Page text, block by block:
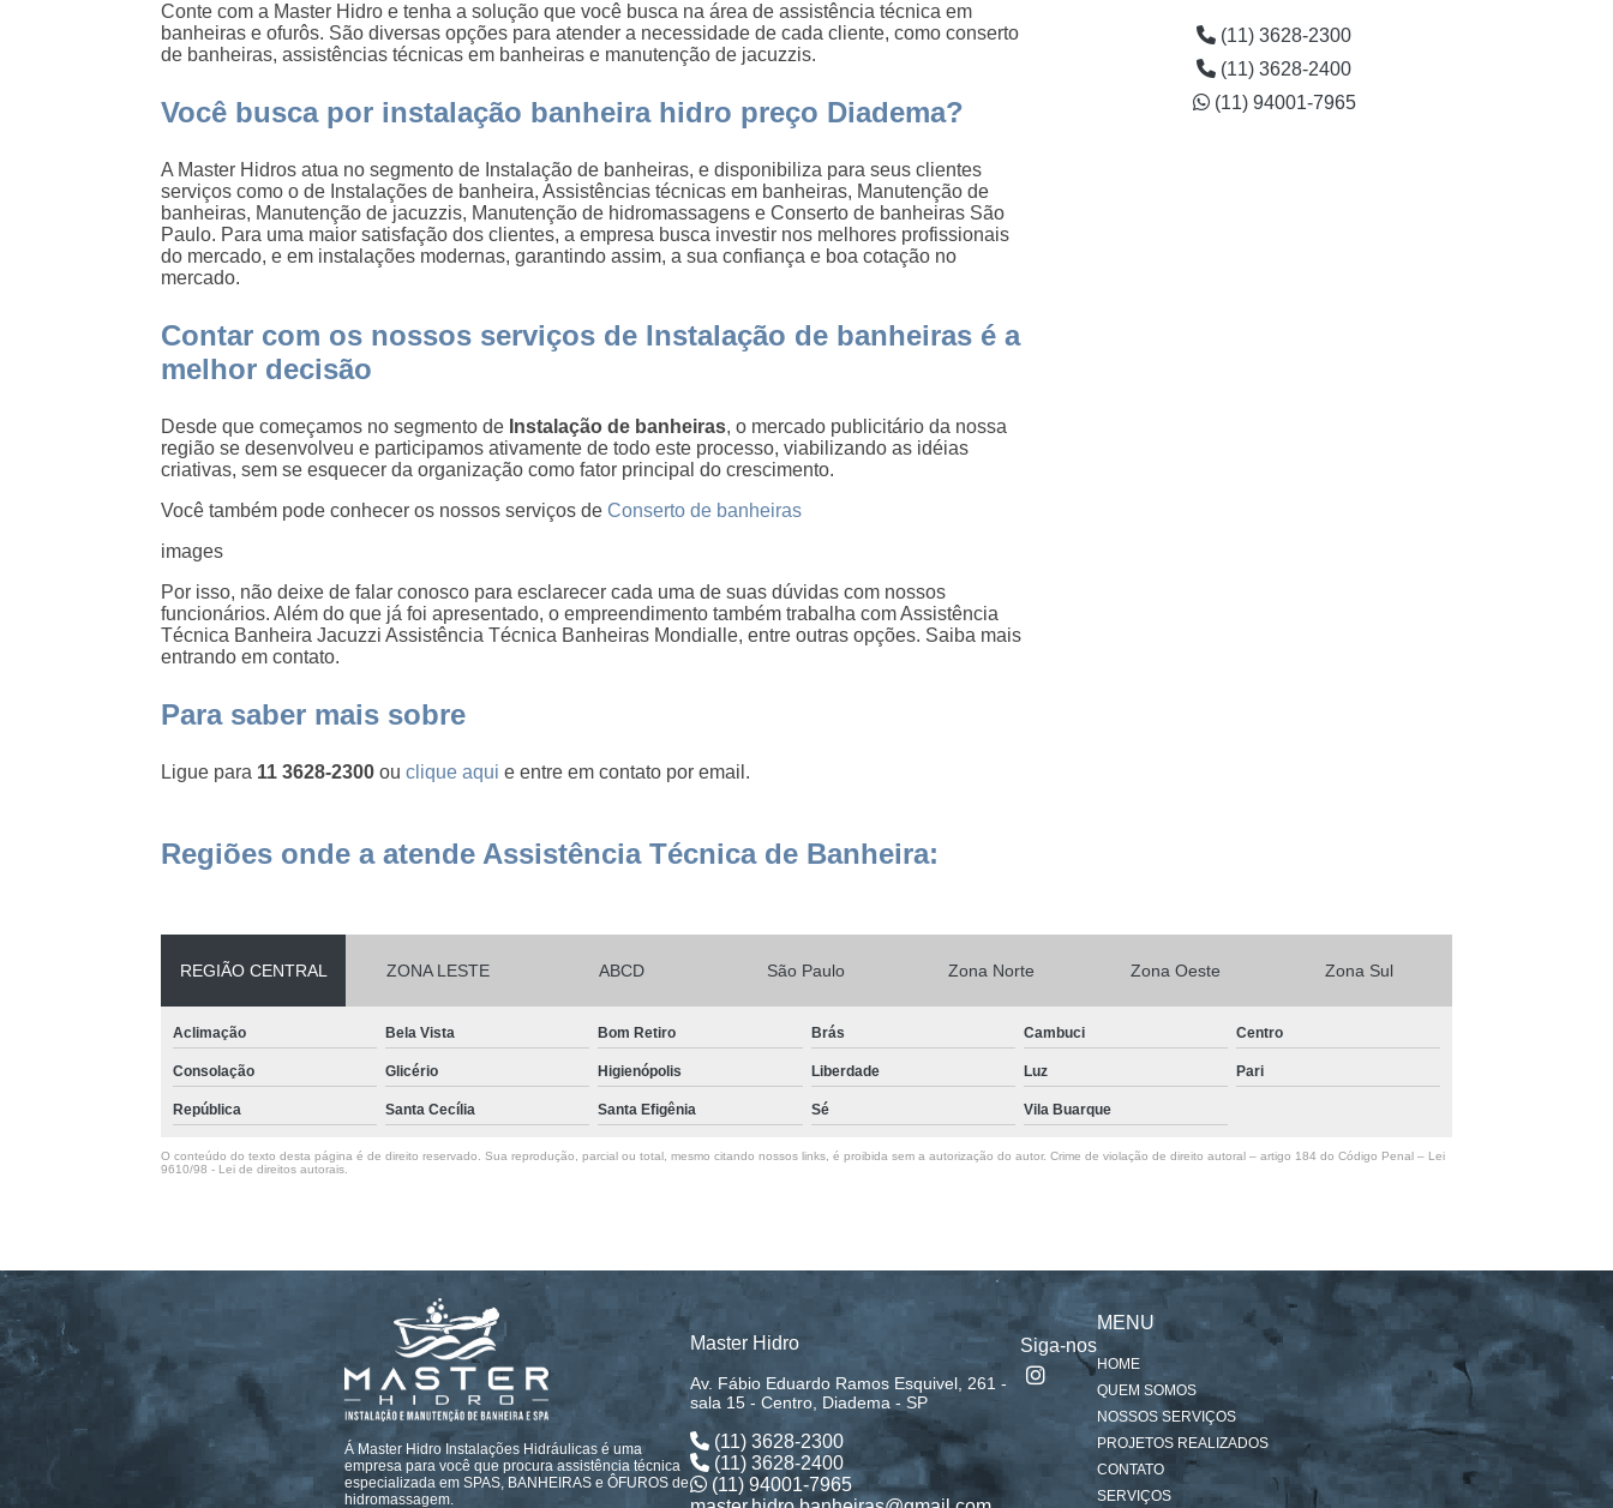
Conte com a Master Hidro e tenha a solução que você busca na área de assistência técnica em
banheiras e ofurôs. São diversas opções para atender a necessidade de cada cliente, como conserto
de banheiras, assistências técnicas em banheiras e manutenção de jacuzzis.
Você busca por instalação banheira hidro preço Diadema?
A Master Hidros atua no segmento de Instalação de banheiras, e disponibiliza para seus clientes
serviços como o de Instalações de banheira, Assistências técnicas em banheiras, Manutenção de
banheiras, Manutenção de jacuzzis, Manutenção de hidromassagens e Conserto de banheiras São
Paulo. Para uma maior satisfação dos clientes, a empresa busca investir nos melhores profissionais
do mercado, e em instalações modernas, garantindo assim, a sua confiança e boa cotação no
mercado.
Contar com os nossos serviços de Instalação de banheiras é a
melhor decisão
Desde que começamos no segmento de Instalação de banheiras, o mercado publicitário da nossa
região se desenvolveu e participamos ativamente de todo este processo, viabilizando as idéias
criativas, sem se esquecer da organização como fator principal do crescimento.
Você também pode conhecer os nossos serviços deConserto de banheiras
images
Por isso, não deixe de falar conosco para esclarecer cada uma de suas dúvidas com nossos
funcionários. Além do que já foi apresentado, o empreendimento também trabalha com Assistência
Técnica Banheira Jacuzzi Assistência Técnica Banheiras Mondialle, entre outras opções. Saiba mais
entrando em contato.
Para saber mais sobre
Ligue para 11 3628-2300 ouclique aqui e entre em contato por email.
INSTALAÇÃO HIDRAULICA DE BANHEIRA VALORES BRÁS
(11) 3628-2300
(11) 3628-2400
(11) 94001-7965
Regiões onde a atende Assistência Técnica de Banheira:
REGIÃO CENTRAL ZONA LESTE ABCD São Paulo Zona Norte Zona Oeste Zona Sul
Aclimação Bela Vista Bom Retiro Brás Cambuci Centro
Consolação Glicério Higienópolis Liberdade Luz Pari
República Santa Cecília Santa Efigênia Sé Vila Buarque
O conteúdo do texto desta página é de direito reservado. Sua reprodução, parcial ou total, mesmo citando nossos links, é proibida sem a autorização do autor. Crime de violação de direito autoral – artigo 184 do Código Penal – Lei
9610/98 - Lei de direitos autorais.
Á Master Hidro Instalações Hidráulicas é uma
empresa para você que procura assistência técnica
especializada em SPAS, BANHEIRAS e ÔFUROS de
hidromassagem.
Master Hidro
Av. Fábio Eduardo Ramos Esquivel, 261 -
sala 15 - Centro, Diadema - SP
(11) 3628-2300
(11) 3628-2400
(11) 94001-7965
Siga-nos
MENU
HOME
QUEM SOMOS
NOSSOS SERVIÇOS
PROJETOS REALIZADOS
CONTATO
SERVIÇOS